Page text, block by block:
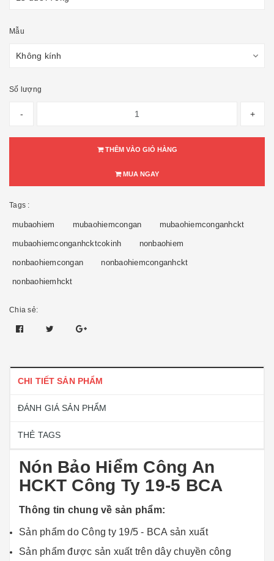
Mẫu
Số lượng
- +
THÊM VÀO GIỎ HÀNG
MUA NGAY
Tags :
mubaohiem mubaohiemcongan mubaohiemconganhckt
mubaohiemconganhcktcokinh nonbaohiem
nonbaohiemcongan nonbaohiemconganhckt
nonbaohiemhckt
Chia sẻ:
CHI TIẾT SẢN PHẨM
ĐÁNH GIÁ SẢN PHẨM
THẺ TAGS
Nón Bảo Hiểm Công An
HCKT Công Ty 19-5 BCA
Thông tin chung về sản phẩm:
Sản phẩm do Công ty 19/5 - BCA sản xuất
Sản phẩm được sản xuất trên dây chuyền công